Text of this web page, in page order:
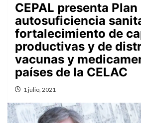
CEPAL presenta
autosuficiencia
fortalecimiento de
productivas y de
vacunas y
países de la CELAC
1 julio, 2021